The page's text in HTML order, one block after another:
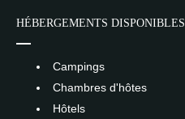
HÉBERGEMENTS DISPONIBLES
Campings
Chambres d'hôtes
Hôtels